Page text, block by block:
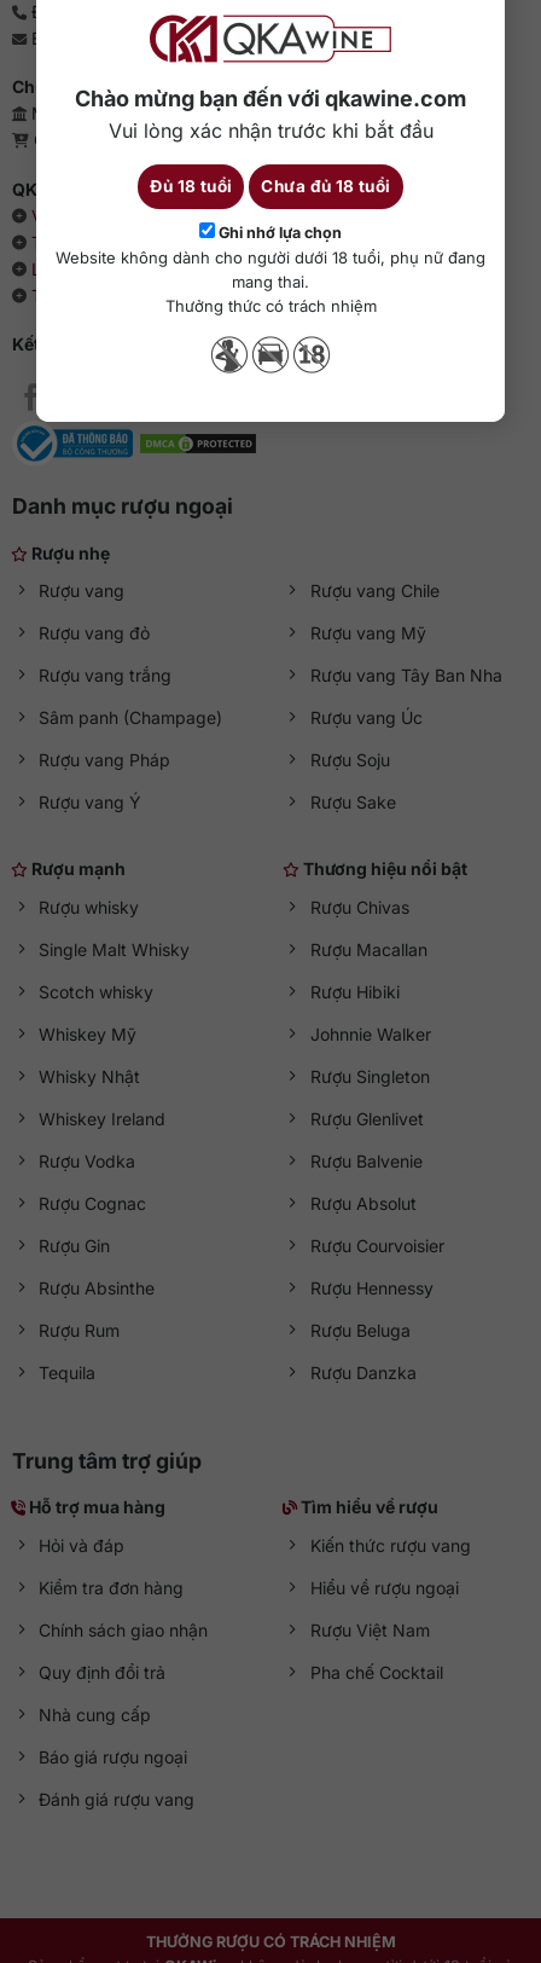
Chào mừng bạn đến với qkawine.com
Vui lòng xác nhận trước khi bắt đầu
Đủ 18 tuổi Chưa đủ 18 tuổi
Ghi nhớ lựa chọn
Website không dành cho người dưới 18 tuổi, phụ nữ đang
mang thai.
Thưởng thức có trách nhiệm
Điện thoại:
0363 909 636
Email:
sales@qkawine.com
Chứng nhận kinh doanh
Mã số doanh nghiệp: 0110385539 - QKAWine JSC
Giấy phép bán lẻ rượu: 04/GP-UBND
QKAWine - Chuyên rượu ngoại hàng đầu Việt Nam
Về chúng tôi
Thông cáo báo chí
Liên hệ với QKAWine
Tin tức và sự kiện
Kết nối với QKAWine
Danh mục rượu ngoại
Rượu nhẹ
Rượu vang
Rượu vang đỏ
Rượu vang trắng
Sâm panh (Champage)
Rượu vang Pháp
Rượu vang Ý
Rượu vang Chile
Rượu vang Mỹ
Rượu vang Tây Ban Nha
Rượu vang Úc
Rượu Soju
Rượu Sake
Rượu mạnh
Rượu whisky
Single Malt Whisky
Scotch whisky
Whiskey Mỹ
Whisky Nhật
Whiskey Ireland
Rượu Vodka
Rượu Cognac
Rượu Gin
Rượu Absinthe
Rượu Rum
Tequila
Thương hiệu nổi bật
Rượu Chivas
Rượu Macallan
Rượu Hibiki
Johnnie Walker
Rượu Singleton
Rượu Glenlivet
Rượu Balvenie
Rượu Absolut
Rượu Courvoisier
Rượu Hennessy
Rượu Beluga
Rượu Danzka
Trung tâm trợ giúp
Hỗ trợ mua hàng
Hỏi và đáp
Kiểm tra đơn hàng
Chính sách giao nhận
Quy định đổi trả
Nhà cung cấp
Báo giá rượu ngoại
Đánh giá rượu vang
Tìm hiểu về rượu
Kiến thức rượu vang
Hiểu về rượu ngoại
Rượu Việt Nam
Pha chế Cocktail
THƯỞNG RƯỢU CÓ TRÁCH NHIỆM